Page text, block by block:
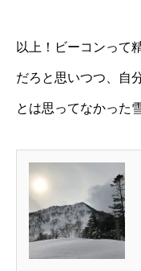
以上！ビーコンって
だろと思いつつ、自
とは思ってなかった